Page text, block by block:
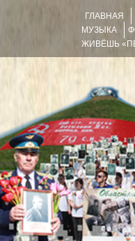
ГЛАВНАЯ
МУЗЫКА
ЖИВЁШЬ